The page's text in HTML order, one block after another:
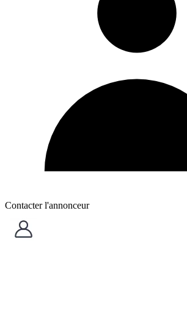
Contacter l'annonceur